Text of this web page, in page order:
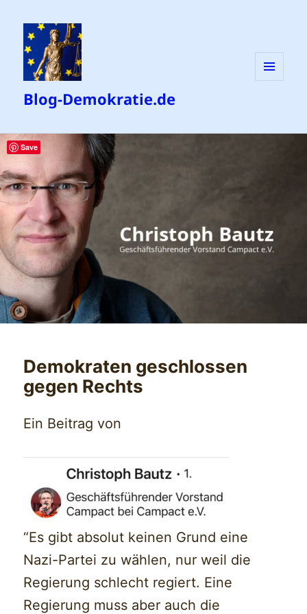
Blog-Demokratie.de
Demokraten geschlossen
gegen Rechts
Ein Beitrag von
“Es gibt absolut keinen Grund eine
Nazi-Partei zu wählen, nur weil die
Regierung schlecht regiert. Eine
Regierung muss aber auch die
Save